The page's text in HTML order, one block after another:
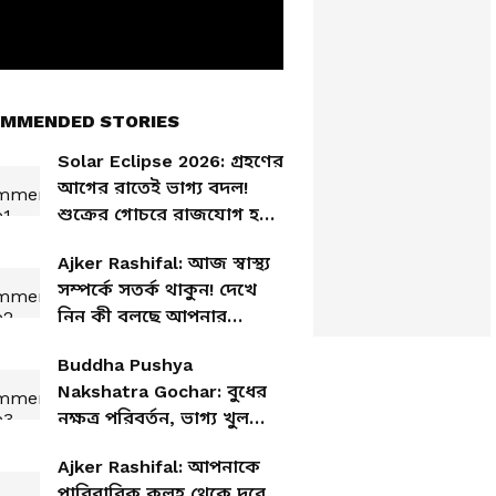
STORIES
Solar Eclipse 2026: গ্রহণের
আগের রাতেই ভাগ্য বদল!
শুক্রের গোচরে রাজযোগ হবে
Ajker Rashifal: আজ স্বাস্থ্য
সম্পর্কে সতর্ক থাকুন! দেখে
নিন কী বলছে আপনার
Buddha Pushya
Nakshatra Gochar: বুধের
নক্ষত্র পরিবর্তন, ভাগ্য খুলতে
কে কে?
Ajker Rashifal: আপনাকে